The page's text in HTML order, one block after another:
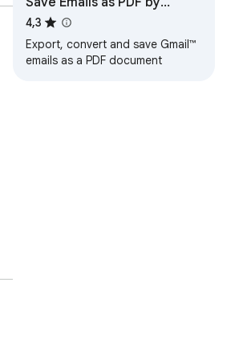
cloudHQ
4,3
Export, convert and save Gmail™
emails as a PDF document